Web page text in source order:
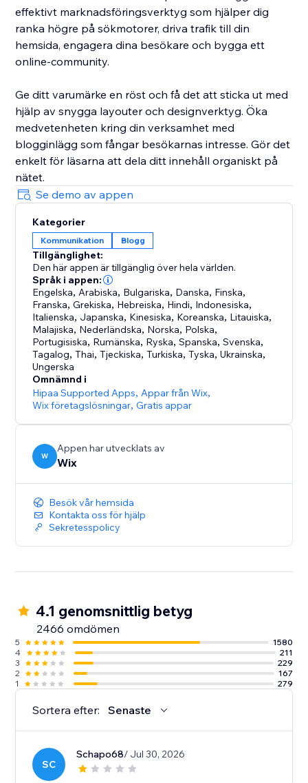
effektivt marknadsföringsverktyg som hjälper dig
ranka högre på sökmotorer, driva trafik till din
hemsida, engagera dina besökare och bygga ett
online-community.
Ge ditt varumärke en röst och få det att sticka ut med
hjälp av snygga layouter och designverktyg. Öka
medvetenheten kring din verksamhet med
blogginlägg som fångar besökarnas intresse. Gör det
enkelt för läsarna att dela ditt innehåll organiskt på
nätet.
Se demo av appen
Kategorier
Kommunikation Blogg
Tillgänglighet:
Den här appen är tillgänglig över hela världen.
Språk i appen:
Engelska, Arabiska, Bulgariska, Danska, Finska,
Franska,Grekiska, Hebreiska, Hindi, Indonesiska,
Italienska, Japanska, Kinesiska, Koreanska, Litauiska,
Malajiska, Nederländska, Norska, Polska,
Portugisiska, Rumänska, Ryska,Spanska,Svenska,
Tagalog,Thai,Tjeckiska,Turkiska,Tyska,Ukrainska,
Ungerska
Omnämnd i
Hipaa Supported Apps, Appar från Wix,
Wix företagslösningar,Gratis appar
W
Appen har utvecklats av
Wix
Besök vår hemsida
Kontakta oss för hjälp
Sekretesspolicy
4.1 genomsnittlig betyg
2466 omdömen
5
1580
4
211
3
229
2
167
1
279
Sortera efter: Senaste
SC
Schapo68/ Jul 30, 2026